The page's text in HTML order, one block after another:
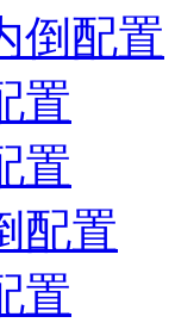
倒配置
置
置
配置
置